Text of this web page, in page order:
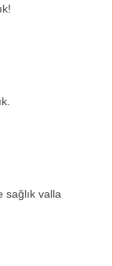
sağlık valla